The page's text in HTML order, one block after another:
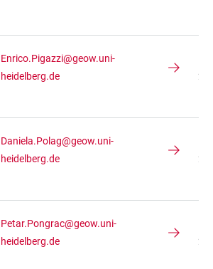
Enrico.Pigazzi@geow.uni-
heidelberg.de
Daniela.Polag@geow.uni-
heidelberg.de
Petar.Pongrac@geow.uni-
heidelberg.de